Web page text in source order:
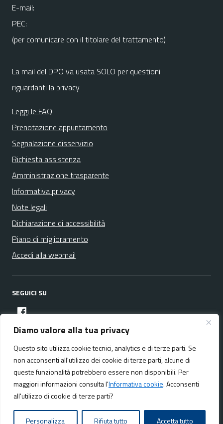
Diamo valore alla tua privacy
Questo sito utilizza cookie tecnici, analytics e di terze parti. Se
non acconsenti all'utilizzo dei cookie di terze parti, alcune di
queste funzionalità potrebbero essere non disponibili. Per
maggiori informazioni consulta l'Informativa cookie. Acconsenti
all'utilizzo di cookie di terze parti?
Personalizza Rifiuta tutto Accetta tutto
E-mail:
PEC:
(per comunicare con il titolare del trattamento)
La mail del DPO va usata SOLO per questioni
riguardanti la privacy
Leggi le FAQ
Prenotazione appuntamento
Segnalazione disservizio
Richiesta assistenza
Amministrazione trasparente
Informativa privacy
Note legali
Dichiarazione di accessibilità
Piano di miglioramento
Accedi alla webmail
SEGUICI SU
facebook
Media policy Mappa del sito
Realizzato da:NeMeA Sistemi Srl